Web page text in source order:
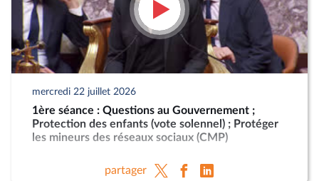
mercredi 22 juillet 2026
1ère séance : Questions au Gouvernement ;
Protection des enfants (vote solennel) ; Protéger
les mineurs des réseaux sociaux (CMP)
partager